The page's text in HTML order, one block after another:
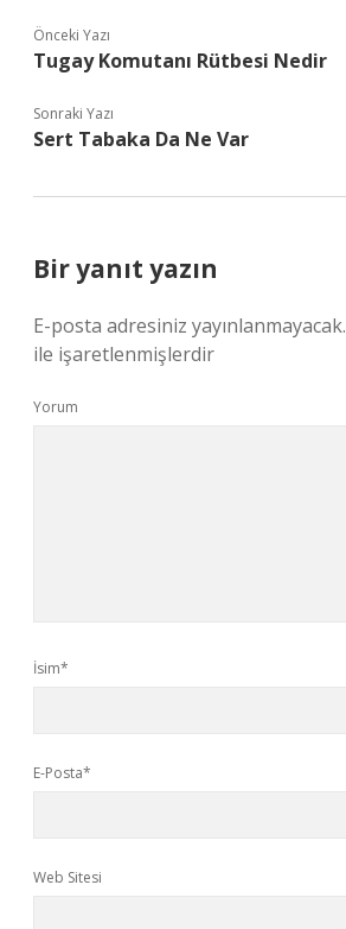
Önceki Yazı
Tugay Komutanı Rütbesi Nedir
Sonraki Yazı
Sert Tabaka Da Ne Var
Bir yanıt yazın
E-posta adresiniz yayınlanmayacak.
ile işaretlenmişlerdir
Yorum
İsim*
E-Posta*
Web Sitesi